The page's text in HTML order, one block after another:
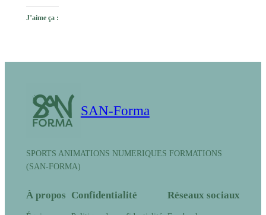
J’aime ça :
SAN-Forma
SPORTS ANIMATIONS NUMERIQUES FORMATIONS
(SAN-FORMA)
À propos Confidentialité Réseaux sociaux